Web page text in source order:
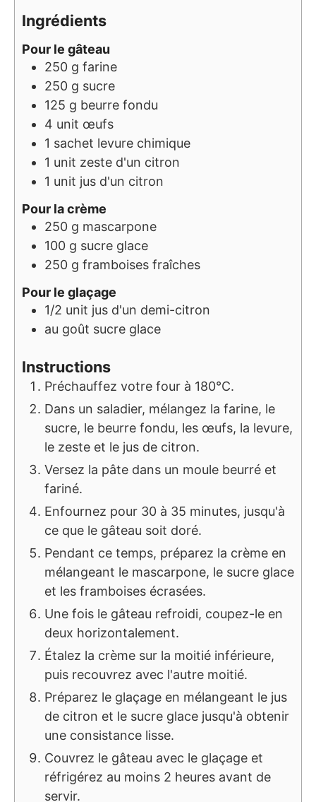
Ingrédients
Pour le gâteau
250 g farine
250 g sucre
125 g beurre fondu
4 unit œufs
1 sachet levure chimique
1 unit zeste d'un citron
1 unit jus d'un citron
Pour la crème
250 g mascarpone
100 g sucre glace
250 g framboises fraîches
Pour le glaçage
1/2 unit jus d'un demi-citron
au goût sucre glace
Instructions
Préchauffez votre four à 180°C.
Dans un saladier, mélangez la farine, le
sucre, le beurre fondu, les œufs, la levure,
le zeste et le jus de citron.
Versez la pâte dans un moule beurré et
fariné.
Enfournez pour 30 à 35 minutes, jusqu'à
ce que le gâteau soit doré.
Pendant ce temps, préparez la crème en
mélangeant le mascarpone, le sucre glace
et les framboises écrasées.
Une fois le gâteau refroidi, coupez-le en
deux horizontalement.
Étalez la crème sur la moitié inférieure,
puis recouvrez avec l'autre moitié.
Préparez le glaçage en mélangeant le jus
de citron et le sucre glace jusqu'à obtenir
une consistance lisse.
Couvrez le gâteau avec le glaçage et
réfrigérez au moins 2 heures avant de
servir.